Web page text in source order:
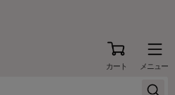
カート メニュー